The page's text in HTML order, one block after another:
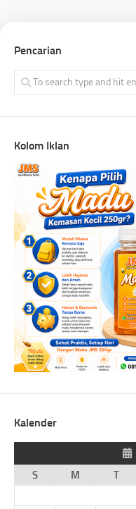
Pencarian
Kolom Iklan
Kalender
S
M T